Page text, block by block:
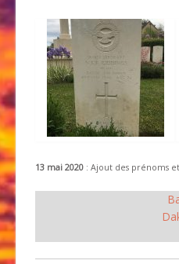
13 mai 2020 : Ajout des prénoms